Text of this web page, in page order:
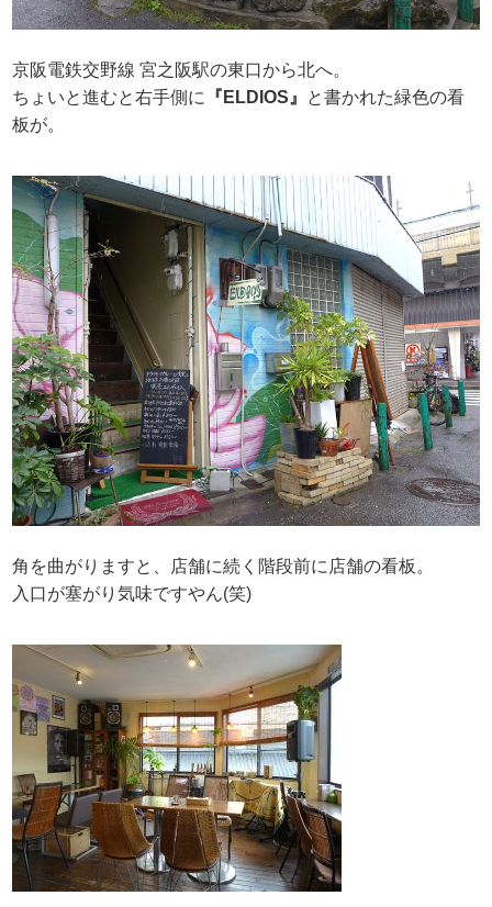
京阪電鉄交野線 宮之阪駅の東口から北へ。
ちょいと進むと右手側に 『ELDIOS』
と書かれた緑色の看
板が。
角を曲がりますと、店舗に続く階段前に店舗の看板。
入口が塞がり気味ですやん(笑)